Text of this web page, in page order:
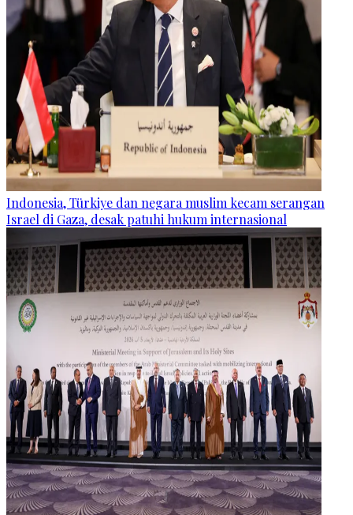
Indonesia, Türkiye dan negara muslim kecam serangan
Israel di Gaza, desak patuhi hukum internasional